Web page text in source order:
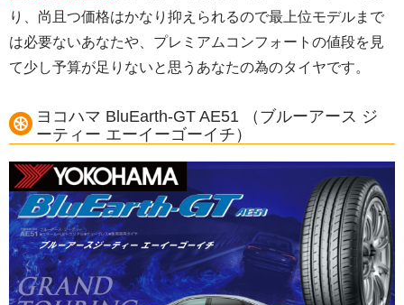
り、尚且つ価格はかなり抑えられるので最上位モデルまで
は必要ないあなたや、プレミアムコンフォートの値段を見
て少し予算が足りないと思うあなたの為のタイヤです。
ヨコハマ BluEarth-GT AE51 （ブルーアース ジ
ーティー エーイーゴーイチ）